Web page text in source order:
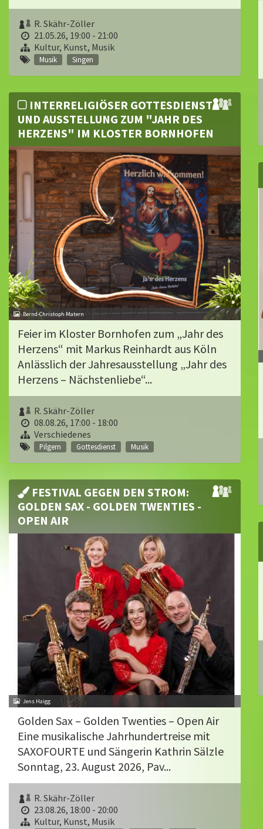
R. Skähr-Zöller
21.05.26, 19:00 - 21:00
Kultur, Kunst, Musik
Musik Singen
INTERRELIGIÖSER GOTTESDIENST
UND AUSSTELLUNG ZUM "JAHR DES
HERZENS" IM KLOSTER BORNHOFEN
Bernd-Christoph Matern
Feier im Kloster Bornhofen zum „Jahr des
Herzens“ mit Markus Reinhardt aus Köln
Anlässlich der Jahresausstellung „Jahr des
Herzens – Nächstenliebe“...
R. Skähr-Zöller
08.08.26, 17:00 - 18:00
Verschiedenes
Pilgern Gottesdienst Musik
FESTIVAL GEGEN DEN STROM:
GOLDEN SAX - GOLDEN TWENTIES -
OPEN AIR
Jens Haigg
Golden Sax – Golden Twenties – Open Air
Eine musikalische Jahrhundertreise mit
SAXOFOURTE und Sängerin Kathrin Sälzle
Sonntag, 23. August 2026, Pav...
R. Skähr-Zöller
23.08.26, 18:00 - 20:00
Kultur, Kunst, Musik